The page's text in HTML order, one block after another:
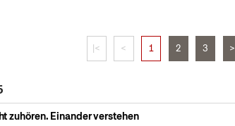
|< < 1 2 3 >
zuhören. Einander verstehen